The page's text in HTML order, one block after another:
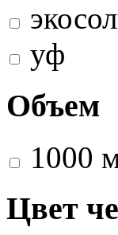
уф
Объем
1000
Цвет